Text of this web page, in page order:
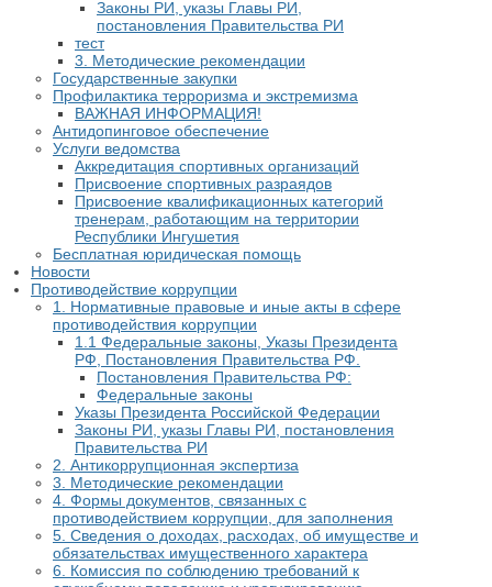
Законы РИ, указы Главы РИ,
постановления Правительства РИ
тест
3. Методические рекомендации
Государственные закупки
Профилактика терроризма и экстремизма
​ВАЖНАЯ ИНФОРМАЦИЯ!
Антидопинговое обеспечение
Услуги ведомства
Аккредитация спортивных организаций
Присвоение спортивных разраядов
Присвоение квалификационных категорий
тренерам, работающим на территории
Республики Ингушетия
Бесплатная юридическая помощь
Новости
Противодействие коррупции
1. Нормативные правовые и иные акты в сфере
противодействия коррупции
1.1 Федеральные законы, Указы Президента
РФ, Постановления Правительства РФ.
Постановления Правительства РФ:
Федеральные законы
Указы Президента Российской Федерации
Законы РИ, указы Главы РИ, постановления
Правительства РИ
2. Антикоррупционная экспертиза
3. Методические рекомендации
4. Формы документов, связанных с
противодействием коррупции, для заполнения
5. Сведения о доходах, расходах, об имуществе и
обязательствах имущественного характера
6. Комиссия по соблюдению требований к